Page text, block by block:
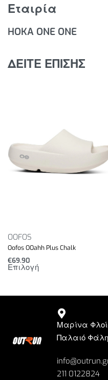
Εταιρία
HOKA ONE ONE
ΔΕΙΤΕ ΕΠΙΣΗΣ
OOFOS
Oofos OOahh Plus Chalk
€69.90
Επιλογή
Μαρίνα
Παλαιό
211 0122824